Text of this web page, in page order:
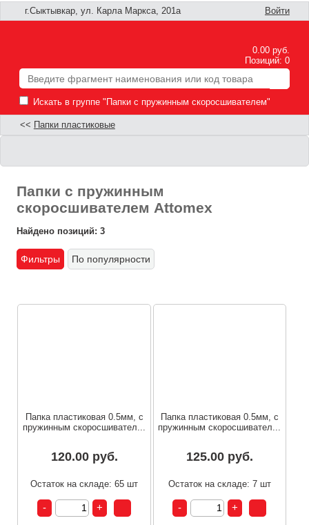
г.Сыктывкар, ул. Карла Маркса, 201а Войти
0.00 руб.
Позиций: 0
Искать в группе "Папки с пружинным скоросшивателем"
<< Папки пластиковые
Папки с пружинным
скоросшивателем Attomex
Найдено позиций: 3
Фильтры По популярности
Папка пластиковая 0.5мм, с
пружинным скоросшивател...
120.00 руб.
Остаток на складе: 65 шт
Папка пластиковая 0.5мм, с
пружинным скоросшивател...
125.00 руб.
Остаток на складе: 7 шт